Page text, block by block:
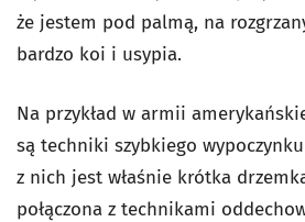
że jestem pod palmą, na
bardzo koi i usypia.
Na przykład w armii
są techniki szybkiego
z nich jest właśnie krótka
połączona z technikami